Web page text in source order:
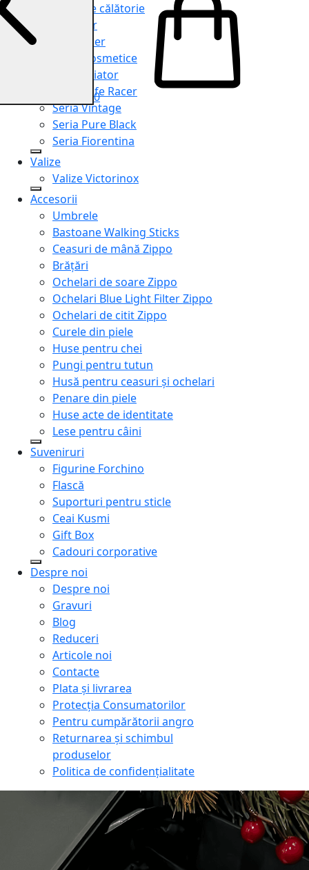
Genți de călătorie
Shopper
Organiser
Truse cosmetice
Seria Aviator
Seria Cafe Racer
Seria Vintage
Seria Pure Black
Seria Fiorentina
Valize
Valize Victorinox
Accesorii
Umbrele
Bastoane Walking Sticks
Ceasuri de mână Zippo
Brățări
Ochelari de soare Zippo
Ochelari Blue Light Filter Zippo
Ochelari de citit Zippo
Curele din piele
Huse pentru chei
Pungi pentru tutun
Husă pentru ceasuri și ochelari
Penare din piele
Huse acte de identitate
Lese pentru câini
Suveniruri
Figurine Forchino
Flască
Suporturi pentru sticle
Ceai Kusmi
Gift Box
Cadouri corporative
Despre noi
Despre noi
Gravuri
Blog
Reduceri
Articole noi
Contacte
Plata și livrarea
Protecţia Consumatorilor
Pentru cumpărătorii angro
Returnarea și schimbul
produselor
Politica de confidențialitate
0